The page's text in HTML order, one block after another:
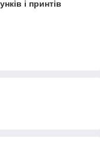
і принтів